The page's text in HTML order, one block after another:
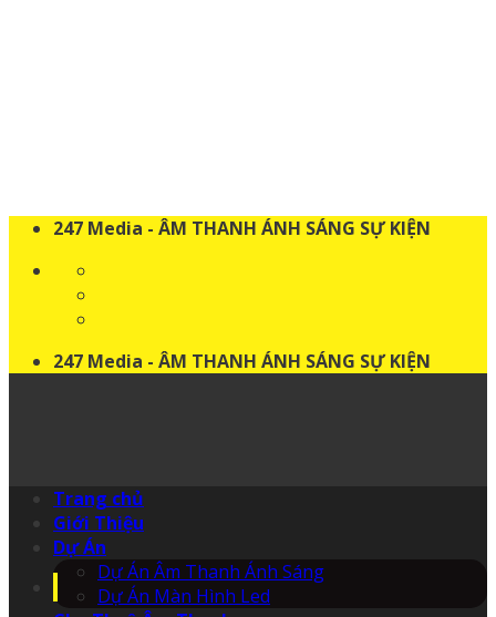
247 Media - ÂM THANH ÁNH SÁNG SỰ KIỆN
247 Media - ÂM THANH ÁNH SÁNG SỰ KIỆN
Trang chủ
Giới Thiệu
Dự Án
Dự Án Âm Thanh Ánh Sáng
Dự Án Màn Hình Led